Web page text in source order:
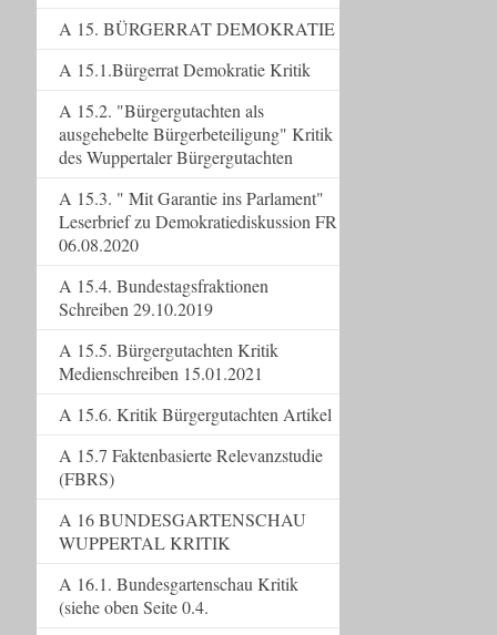
A 15. BÜRGERRAT DEMOKRATIE
A 15.1.Bürgerrat Demokratie Kritik
A 15.2. "Bürgergutachten als
ausgehebelte Bürgerbeteiligung" Kritik
des Wuppertaler Bürgergutachten
A 15.3. " Mit Garantie ins Parlament"
Leserbrief zu Demokratiediskussion FR
06.08.2020
A 15.4. Bundestagsfraktionen
Schreiben 29.10.2019
A 15.5. Bürgergutachten Kritik
Medienschreiben 15.01.2021
A 15.6. Kritik Bürgergutachten Artikel
A 15.7 Faktenbasierte Relevanzstudie
(FBRS)
A 16 BUNDESGARTENSCHAU
WUPPERTAL KRITIK
A 16.1. Bundesgartenschau Kritik
(siehe oben Seite 0.4.